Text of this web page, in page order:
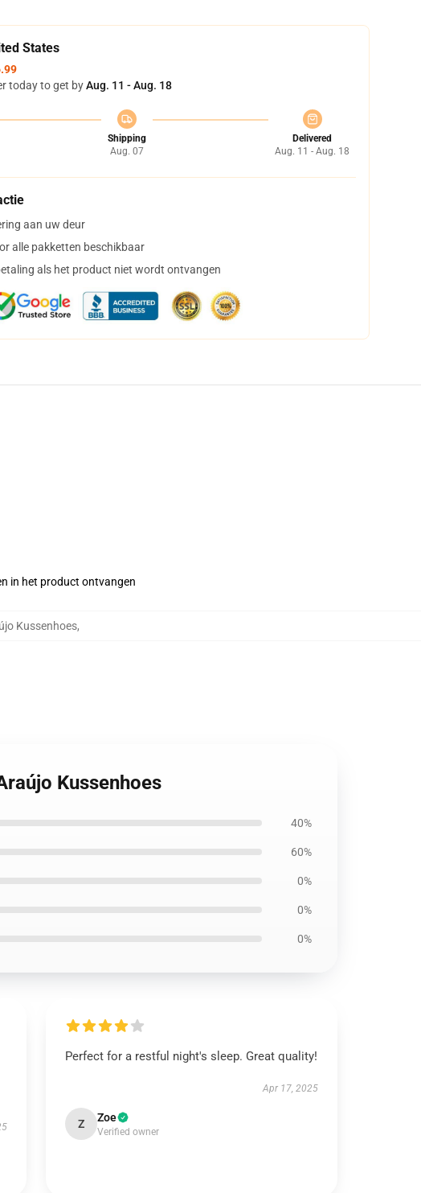
States
today to get byAug. 11 - Aug. 18
Shipping
Aug. 07
Delivered
Aug. 11 - Aug. 18
aan uw deur
alle pakketten beschikbaar
als het product niet wordt ontvangen
in het product ontvangen
Kussenhoes,
Kussenhoes
40%
60%
0%
0%
0%
Perfect for a restful night's sleep. Great quality!
Apr 17, 2025
Z Zoe
Verified owner